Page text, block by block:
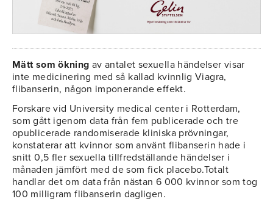
Mätt som ökning av antalet sexuella händelser visar
inte medicinering med så kallad kvinnlig Viagra,
flibanserin, någon imponerande effekt.
Forskare vid University medical center i Rotterdam,
som gått igenom data från fem publicerade och tre
opublicerade randomiserade kliniska prövningar,
konstaterar att kvinnor som använt flibanserin hade i
snitt 0,5 fler sexuella tillfredställande händelser i
månaden jämfört med de som fick placebo.Totalt
handlar det om data från nästan 6 000 kvinnor som tog
100 milligram flibanserin dagligen.